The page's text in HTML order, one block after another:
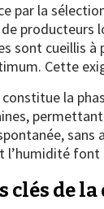
par la
producteurs
sont cueillis
Cette
la
sans
font
clés de